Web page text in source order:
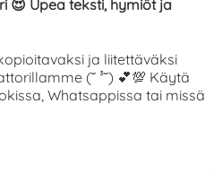
😍 Upea teksti, hymiöt ja
ja liitettäväksi
(˘ ³˘) 💕💯 Käytä
Whatsappissa tai missä